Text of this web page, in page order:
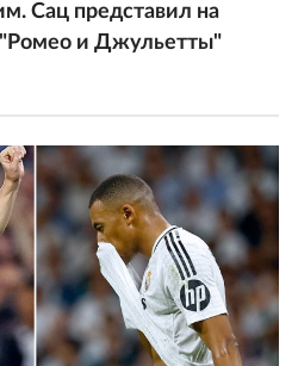
Сац представил на
и Джульетты"